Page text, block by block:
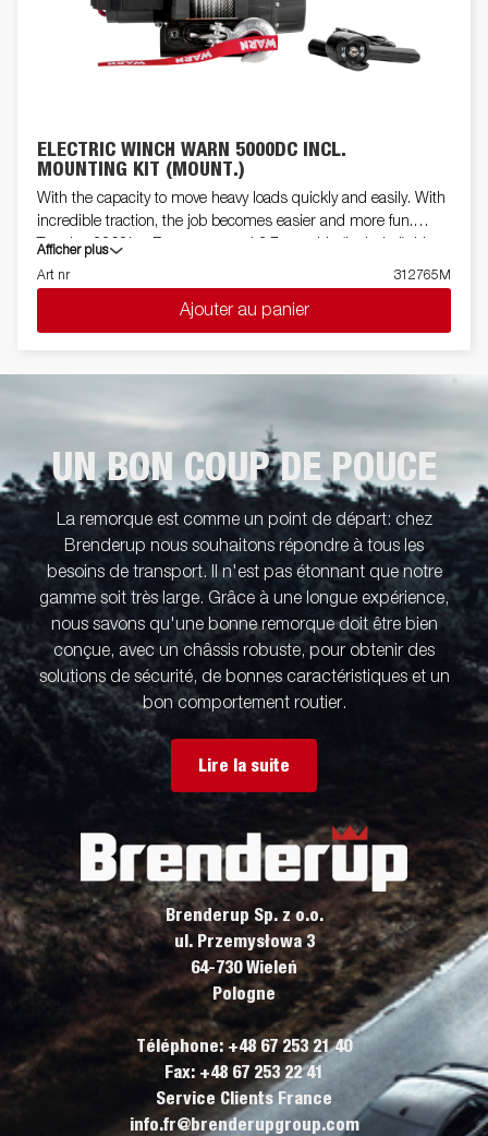
ELECTRIC WINCH WARN 5000DC INCL.
MOUNTING KIT (MOUNT.)
With the capacity to move heavy loads quickly and easily. With
incredible traction, the job becomes easier and more fun.
Traction 2268kg, Remote control 3.7 m cable (included). Lina
18.3 m. Engine: Permanent magnet. Brake: Dynamic and
mechanical. Volt: 12 volts DC. Coupling (decoupling): Via lever.
Drum diameter: 7.62 cm. Gearbox: 3 stage planetary gearbox.
Line manager: Hawse. Gear: 216: 1
Afficher plus
Art nr
312765M
Ajouter au panier
UN BON COUP DE POUCE
La remorque est comme un point de départ: chez
Brenderup nous souhaitons répondre à tous les
besoins de transport. Il n'est pas étonnant que notre
gamme soit très large. Grâce à une longue expérience,
nous savons qu'une bonne remorque doit être bien
conçue, avec un châssis robuste, pour obtenir des
solutions de sécurité, de bonnes caractéristiques et un
bon comportement routier.
Lire la suite
Brenderup Sp. z o.o.
ul. Przemysłowa 3
64-730 Wieleń
Pologne
Téléphone: +48 67 253 21 40
Fax: +48 67 253 22 41
Service Clients France
info.fr@brenderupgroup.com